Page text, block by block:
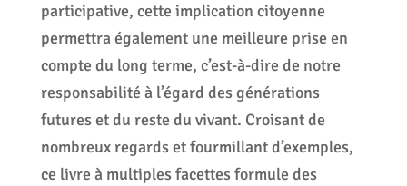
participative, cette implication citoyenne
permettra également une meilleure prise en
compte du long terme, c’est-à-dire de notre
responsabilité à l’égard des générations
futures et du reste du vivant. Croisant de
nombreux regards et fourmillant d’exemples,
ce livre à multiples facettes formule des